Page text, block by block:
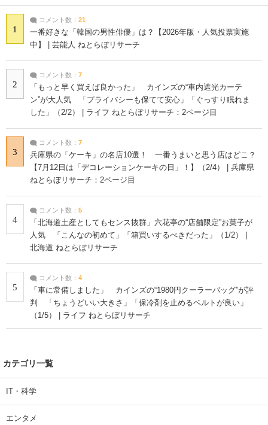
1
コメント数： 21
一番好きな「韓国の男性俳優」は？【2026年版・人気投票実施
中】 | 芸能人 ねとらぼリサーチ
2
コメント数： 7
「もっと早く買えば良かった」 カインズの“車内遮光カーテ
ン”が大人気 「プライバシーも保てて安心」「ぐっすり眠れま
した」（2/2） | ライフ ねとらぼリサーチ：2ページ目
3
コメント数： 7
兵庫県の「ケーキ」の名店10選！ 一番うまいと思う店はどこ？
【7月12日は「デコレーションケーキの日」！】（2/4） | 兵庫県
ねとらぼリサーチ：2ページ目
4
コメント数： 5
「北海道土産としてもセンス抜群」六花亭の“店舗限定”お菓子が
人気 「こんなの初めて」「箱買いするべきだった」（1/2） |
北海道 ねとらぼリサーチ
5
コメント数： 4
「車に常備しました」 カインズの“1980円クーラーバッグ”が評
判 「ちょうどいい大きさ」「保冷剤を止めるベルトが良い」
（1/5） | ライフ ねとらぼリサーチ
カテゴリ一覧
IT・科学
エンタメ